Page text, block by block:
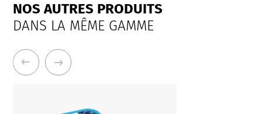
NOS AUTRES PRODUITS
DANS LA MÊME GAMME